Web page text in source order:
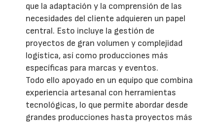
que la adaptación y la comprensión de las
necesidades del cliente adquieren un papel
central. Esto incluye la gestión de
proyectos de gran volumen y complejidad
logística, así como producciones más
específicas para marcas y eventos.
Todo ello apoyado en un equipo que combina
experiencia artesanal con herramientas
tecnológicas, lo que permite abordar desde
grandes producciones hasta proyectos más